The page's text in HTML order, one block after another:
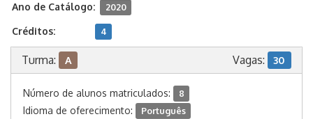
Ano de Catálogo: 2020
Créditos: 4
Turma: A Vagas: 30
Número de alunos matriculados: 8
Idioma de oferecimento: Português